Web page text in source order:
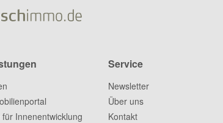
Innenentwicklung
Service
Newsletter
Über uns
Kontakt